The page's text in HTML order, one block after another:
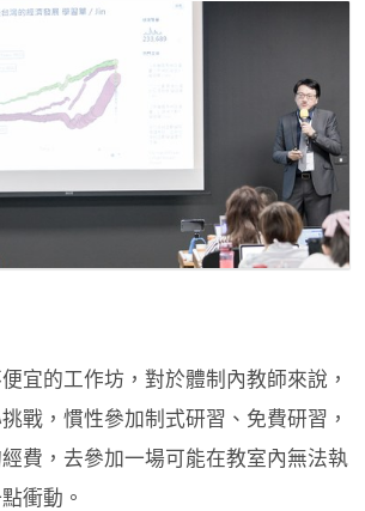
宜的工作坊，對於體制內教師來說，
戰，慣性參加制式研習、免費研習，
費，去參加一場可能在教室內無法執
衝動。